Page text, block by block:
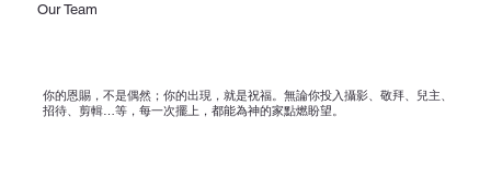
Our Team
你的恩賜，不是偶然；你的出現，就是祝福。無論你投入攝影、敬拜、兒主、
招待、剪輯…等，每一次擺上，都能為神的家點燃盼望。